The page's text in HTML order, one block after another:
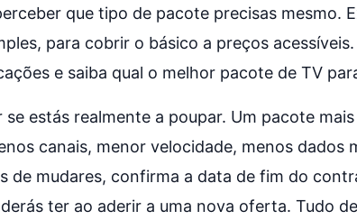
que tipo de pacote precisas mesmo.
para cobrir o básico a preços
e saiba qual o melhor pacote de TV
estás realmente a poupar. Um pacote
canais, menor velocidade, menos dados
de mudares, confirma a data de fim do
ter ao aderir a uma nova oferta. Tudo